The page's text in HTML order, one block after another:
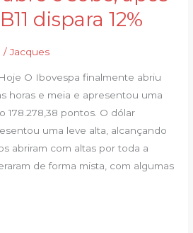
dispara 12%
/Jacques
O Ibovespa finalmente abriu
horas e meia e apresentou uma
178.278,38 pontos. O dólar
uma leve alta, alcançando
abriram com altas por toda a
de forma mista, com algumas